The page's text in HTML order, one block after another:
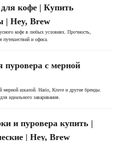
кофе | Купить
| Hey, Brew
кофе в любых условиях. Прочность,
путешествий и офиса.
с мерной
мерной шкалой. Hario, Kruve и другие бренды.
идеального заваривания.
и пуровера купить |
| Hey, Brew